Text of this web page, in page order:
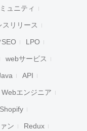
ュニティ
スリリース
SEO LPO
webサービス
API
Webエンジニア
Shopify
ン Redux